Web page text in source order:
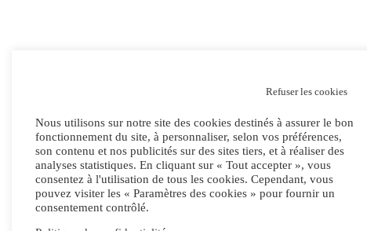
Projets
Points de vente
FAQ
Refuser les cookies
Nous utilisons sur notre site des cookies destinés à assurer le bon
fonctionnement du site, à personnaliser, selon vos préférences,
son contenu et nos publicités sur des sites tiers, et à réaliser des
analyses statistiques. En cliquant sur « Tout accepter », vous
consentez à l'utilisation de tous les cookies. Cependant, vous
pouvez visiter les « Paramètres des cookies » pour fournir un
consentement contrôlé.